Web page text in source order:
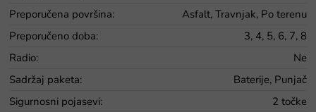
Preporučena površina:
Asfalt, Travnjak, Po terenu
Preporučeno doba:
3, 4, 5, 6, 7, 8
Radio:
Ne
Sadržaj paketa:
Baterije, Punjač
Sigurnosni pojasevi:
2 točke